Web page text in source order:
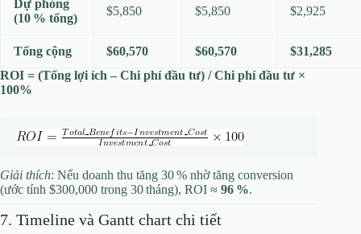
Dự phòng
(10 % tổng)
$5,850 $5,850 $2,925
Tổng cộng $60,570 $60,570
$31,285
ROI = (Tổng lợi ích – Chi phí đầu tư) / Chi phí đầu tư ×
100%
Giải thích: Nếu doanh thu tăng 30 % nhờ tăng conversion
(ước tính $300,000 trong 30 tháng), ROI ≈ 96 %.
7. Timeline và Gantt chart chi tiết